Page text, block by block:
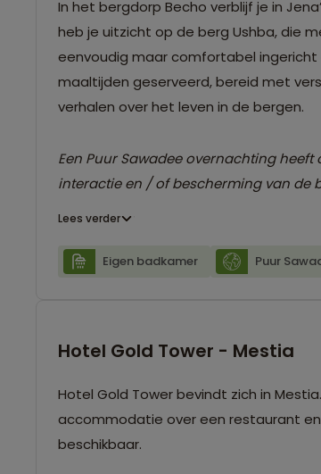
In het bergdorp Becho verblijf je in
heb je uitzicht op de berg Ushba, die
eenvoudig maar comfortabel ingericht
maaltijden geserveerd, bereid met
verhalen over het leven in de bergen.
Een Puur Sawadee overnachting
interactie en / of bescherming van de
Lees verder
Eigen badkamer Puur
Hotel Gold Tower - Mestia
Hotel Gold Tower bevindt zich in
accommodatie over een restaurant en
beschikbaar.